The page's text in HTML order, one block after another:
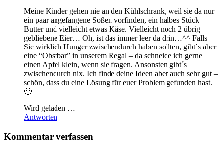
Meine Kinder gehen nie an den Kühlschrank, weil sie da nur
ein paar angefangene Soßen vorfinden, ein halbes Stück
Butter und vielleicht etwas Käse. Vielleicht noch 2 übrig
gebliebene Eier… Oh, ist das immer leer da drin…^^ Falls
Sie wirklich Hunger zwischendurch haben sollten, gibt´s aber
eine “Obstbar” in unserem Regal – da schneide ich gerne
einen Apfel klein, wenn sie fragen. Ansonsten gibt´s
zwischendurch nix. Ich finde deine Ideen aber auch sehr gut –
schön, dass du eine Lösung für euer Problem gefunden hast.
🙂
Wird geladen …
Antworten
Kommentar verfassen